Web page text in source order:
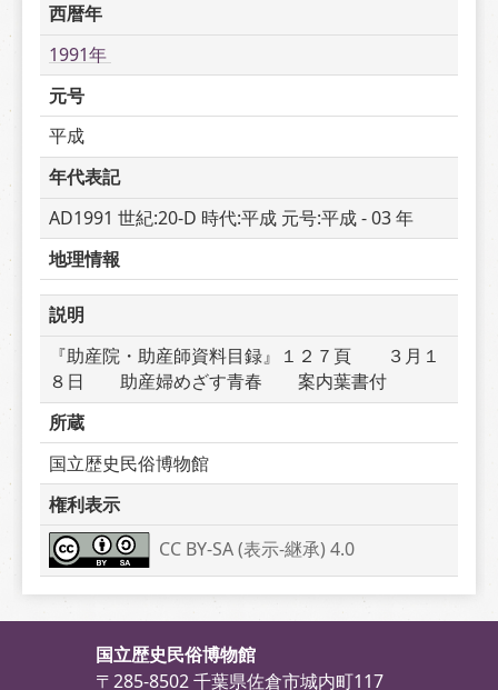
西暦年
1991年
元号
平成
年代表記
AD1991 世紀:20-D 時代:平成 元号:平成 - 03 年
地理情報
説明
『助産院・助産師資料目録』１２７頁　　３月１
８日　　助産婦めざす青春　　案内葉書付
所蔵
国立歴史民俗博物館
権利表示
CC BY-SA (表示-継承) 4.0
国立歴史民俗博物館
〒285-8502 千葉県佐倉市城内町117